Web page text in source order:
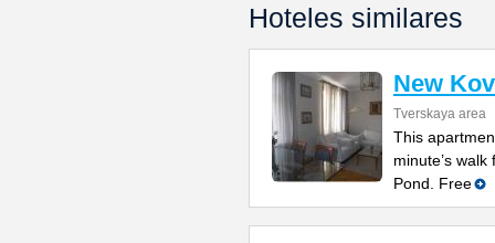
Hoteles similares
New
Tverskaya area
This
minute’s
Pond. Free